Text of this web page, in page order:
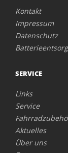
Kontakt
Impressum
Datenschutz
SERVICE
Links
Service
Aktuelles
Über uns